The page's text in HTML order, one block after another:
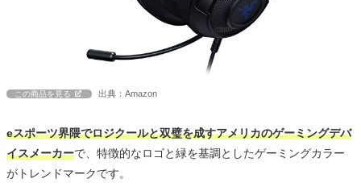
この商品を見る 出典：Amazon
eスポーツ界隈でロジクールと双璧を成すアメリカのゲーミングデバ
イスメーカーで、特徴的なロゴと緑を基調としたゲーミングカラー
がトレンドマークです。